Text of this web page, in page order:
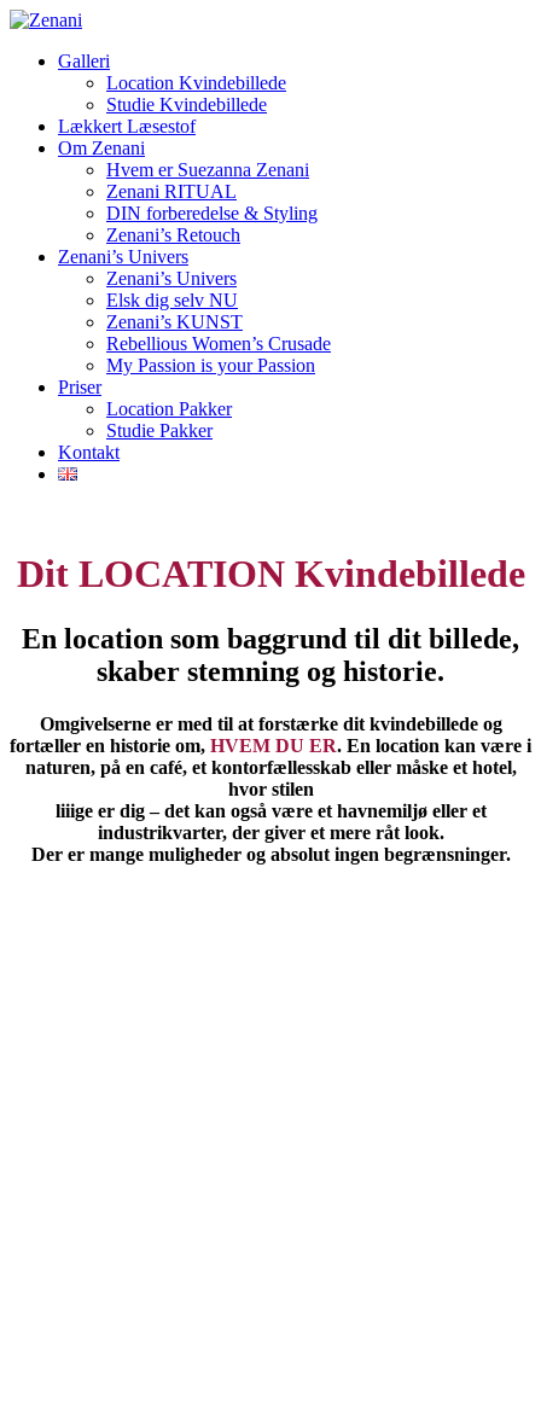
Galleri
Location Kvindebillede
Studie Kvindebillede
Lækkert Læsestof
Om Zenani
Hvem er Suezanna Zenani
Zenani RITUAL
DIN forberedelse & Styling
Zenani’s Retouch
Zenani’s Univers
Zenani’s Univers
Elsk dig selv NU
Zenani’s KUNST
Rebellious Women’s Crusade
My Passion is your Passion
Priser
Location Pakker
Studie Pakker
Kontakt
Dit LOCATION Kvindebillede
En location som baggrund til dit billede,
skaber stemning og historie.
Omgivelserne er med til at forstærke dit kvindebillede og
fortæller en historie om, HVEM DU ER. En location kan være i
naturen, på en café, et kontorfællesskab eller måske et hotel,
hvor stilen
liiige er dig – det kan også være et havnemiljø eller et
industrikvarter, der giver et mere råt look.
Der er mange muligheder og absolut ingen begrænsninger.